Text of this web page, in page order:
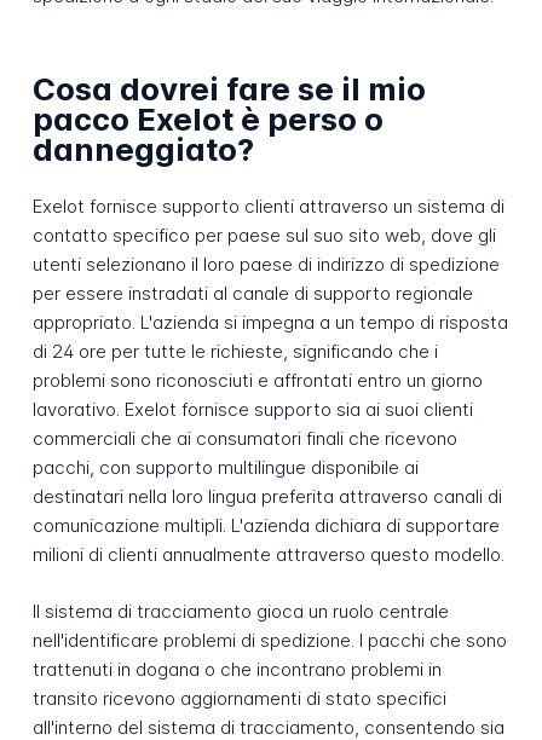
Cosa dovrei fare se il mio
pacco Exelot è perso o
danneggiato?
Exelot fornisce supporto clienti attraverso un sistema di
contatto specifico per paese sul suo sito web, dove gli
utenti selezionano il loro paese di indirizzo di spedizione
per essere instradati al canale di supporto regionale
appropriato. L'azienda si impegna a un tempo di risposta
di 24 ore per tutte le richieste, significando che i
problemi sono riconosciuti e affrontati entro un giorno
lavorativo. Exelot fornisce supporto sia ai suoi clienti
commerciali che ai consumatori finali che ricevono
pacchi, con supporto multilingue disponibile ai
destinatari nella loro lingua preferita attraverso canali di
comunicazione multipli. L'azienda dichiara di supportare
milioni di clienti annualmente attraverso questo modello.
Il sistema di tracciamento gioca un ruolo centrale
nell'identificare problemi di spedizione. I pacchi che sono
trattenuti in dogana o che incontrano problemi in
transito ricevono aggiornamenti di stato specifici
all'interno del sistema di tracciamento, consentendo sia